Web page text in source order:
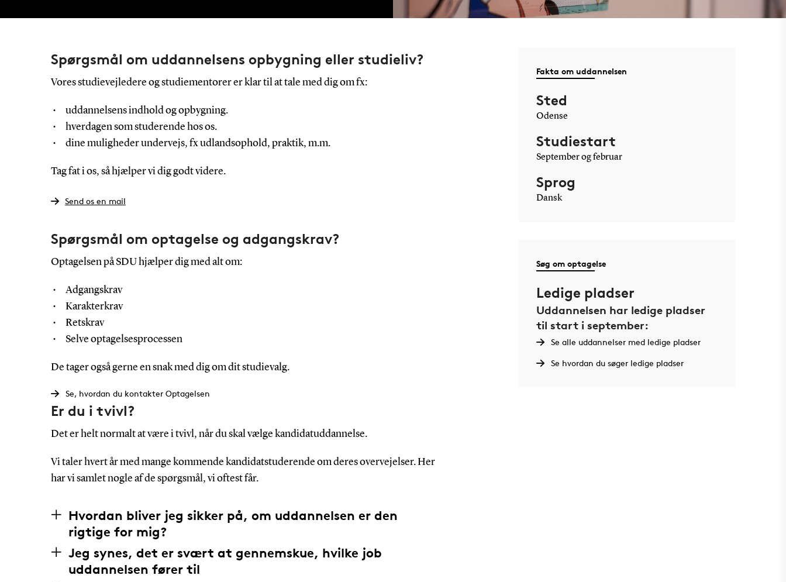
Spørgsmål om uddannelsens opbygning eller studieliv?
Vores studievejledere og studiementorer er klar til at tale med dig om fx:
uddannelsens indhold og opbygning.
hverdagen som studerende hos os.
dine muligheder undervejs, fx udlandsophold, praktik, m.m.
Tag fat i os, så hjælper vi dig godt videre.
Send os en mail
Spørgsmål om optagelse og adgangskrav?
Optagelsen på SDU hjælper dig med alt om:
Adgangskrav
Karakterkrav
Retskrav
Selve optagelsesprocessen
De tager også gerne en snak med dig om dit studievalg.
Se, hvordan du kontakter Optagelsen
Er du i tvivl?
Det er helt normalt at være i tvivl, når du skal vælge kandidatuddannelse.
Vi taler hvert år med mange kommende kandidatstuderende om deres overvejelser. Her
har vi samlet nogle af de spørgsmål, vi oftest får.
Hvordan bliver jeg sikker på, om uddannelsen er den
rigtige for mig?
Jeg synes, det er svært at gennemskue, hvilke job
uddannelsen fører til
Fakta om uddannelsen
Sted
Odense
Studiestart
September og februar
Sprog
Dansk
Søg om optagelse
Ledige pladser
Uddannelsen har ledige pladser
til start i september:
Se alle uddannelser med ledige pladser
Se hvordan du søger ledige pladser